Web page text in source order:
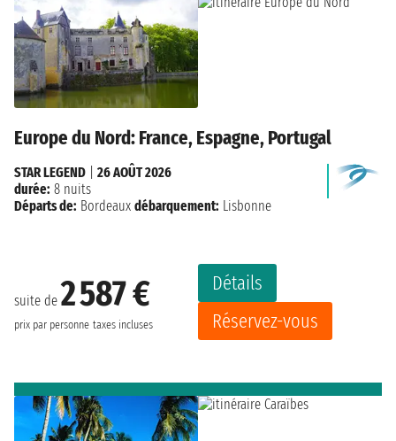
Europe du Nord: France, Espagne, Portugal
suite de 2 587 €
prix par personne taxes incluses
Détails
Réservez-vous
STAR LEGEND
26 AOÛT 2026
durée: 8 nuits
Départs de: Bordeaux débarquement: Lisbonne